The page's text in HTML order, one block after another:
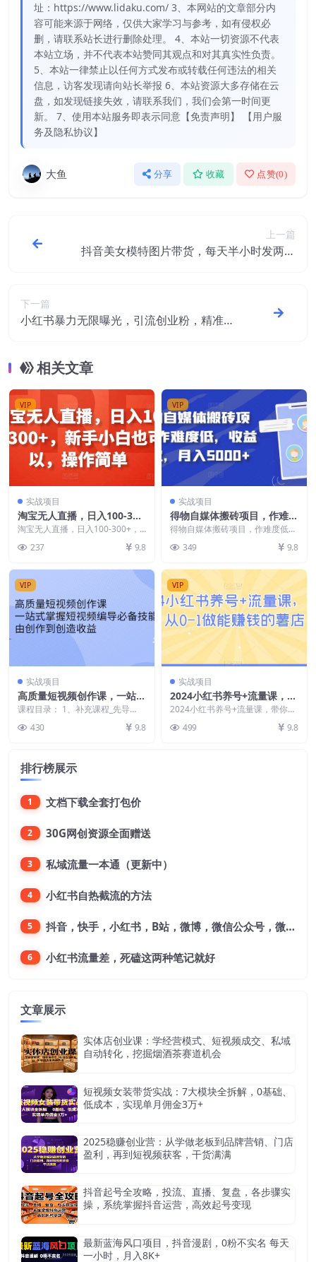
址：https://www.lidaku.com/ 3、本网站的文章部分内
容可能来源于网络，仅供大家学习与参考，如有侵权必
删，请联系站长进行删除处理。 4、本站一切资源不代表
本站立场，并不代表本站赞同其观点和对其真实性负责。
5、本站一律禁止以任何方式发布或转载任何违法的相关
信息，访客发现请向站长举报 6、本站资源大多存储在云
盘，如发现链接失效，请联系我们，我们会第一时间更
新。 7、使用本站服务即表示同意【免责声明】 【用户服
务及隐私协议】
大鱼 分享 收藏 点赞(0)
上一篇
抖音美女模特图片带货，每天半小时发两张
下一篇
小红书暴力无限曝光，引流创业粉，精准粉
相关文章
VIP
实战项目
淘宝无人直播，日入100-300
+，新手小白也可以，操作简
单
淘宝无人直播，日入100-300+，
个直播电商的时...
237 9.8
VIP
实战项目
得物自媒体搬砖项目，作难度
低，收益稳定，月入5000+
【揭秘】
得物自媒体搬砖项目，作难度低，
目介绍： 最近...
349 9.8
VIP
实战项目
高质量短视频创作课，一站式
掌握短视频编导必备技能
课程目录： 1、补充课程_先导
2、补充课程_从...
430 9.8
VIP
实战项目
2024小红书养号+流量课，带
你从0-1做能赚钱的薯店
2024小红书养号+流量课，带你从
流量篇—...
499 9.8
排行榜展示
1 文档下载全套打包价
2 30G网创资源全面赠送
3 私域流量一本通（更新中）
4 小红书自热截流的方法
5 抖音，快手，小红书，B站，微博，微信公众号，微信视频号。每一个平台，都是不一样的机会，对应不一样的赚钱思路
6 小红书流量差，死磕这两种笔记就好
文章展示
实体店创业课：学经营模式、短视频成交、私域
自动转化，挖掘烟酒茶赛道机会
短视频女装带货实战：7大模块全拆解，0基础、
低成本，实现单月佣金3万+
2025稳赚创业营：从学做老板到品牌营销、门店
盈利，再到短视频获客，干货满满
抖音起号全攻略，投流、直播、复盘，各步骤实
操，系统掌握抖音运营，高效起号变现
最新蓝海风口项目，抖音漫剧，0粉不实名 每天
一小时，月入8K+